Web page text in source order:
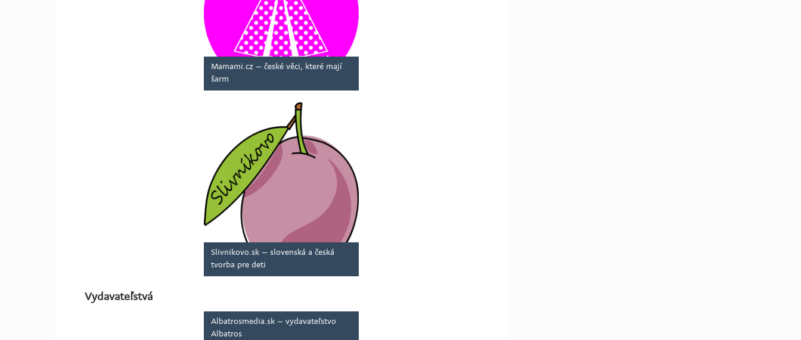
Mamami.cz – české věci, které mají
šarm
Slivnikovo.sk – slovenská a česká
tvorba pre deti
Vydavateľstvá
Albatrosmedia.sk – vydavateľstvo
Albatros